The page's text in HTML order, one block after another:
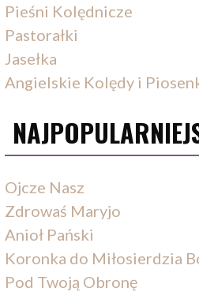
Pieśni Kolędnicze
Pastorałki
Jasełka
Angielskie Kolędy i
Ojcze Nasz
Zdrowaś Maryjo
Anioł Pański
Koronka do Miłosierdzia
Pod Twoją Obronę